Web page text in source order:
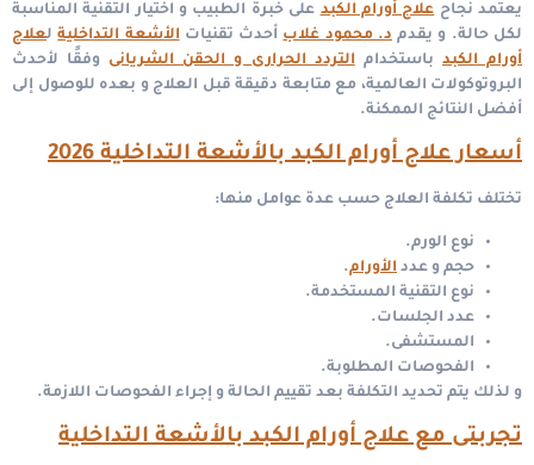
يعتمد نجاح علاج أورام الكبد على خبرة الطبيب و اختيار التقنية المناسبة
لكل حالة. و يقدم د. محمود غلاب أحدث تقنيات الأشعة التداخليةلعلاج
أورام الكبد باستخدام التردد الحرارى و الحقن الشريانى وفقًا لأحدث
البروتوكولات العالمية، مع متابعة دقيقة قبل العلاج و بعده للوصول إلى
أفضل النتائج الممكنة.
أسعار علاج أورام الكبد بالأشعة التداخلية 2026
تختلف تكلفة العلاج حسب عدة عوامل منها:
نوع الورم.
حجم و عدد الأورام.
نوع التقنية المستخدمة.
عدد الجلسات.
المستشفى.
الفحوصات المطلوبة.
و لذلك يتم تحديد التكلفة بعد تقييم الحالة و إجراء الفحوصات اللازمة.
تجربتى مع علاج أورام الكبد بالأشعة التداخلية